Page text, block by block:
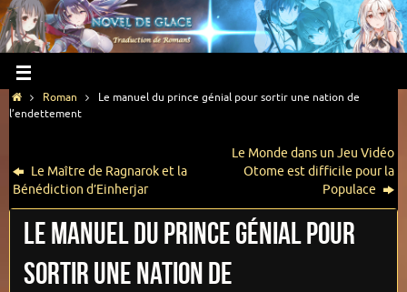
Roman
Le manuel du prince génial pour sortir une nation de
l’endettement
Le Maître de Ragnarok et la
Bénédiction d’Einherjar
Le Monde dans un Jeu Vidéo
Otome est difficile pour la
Populace
Le manuel du prince génial pour
sortir une nation de